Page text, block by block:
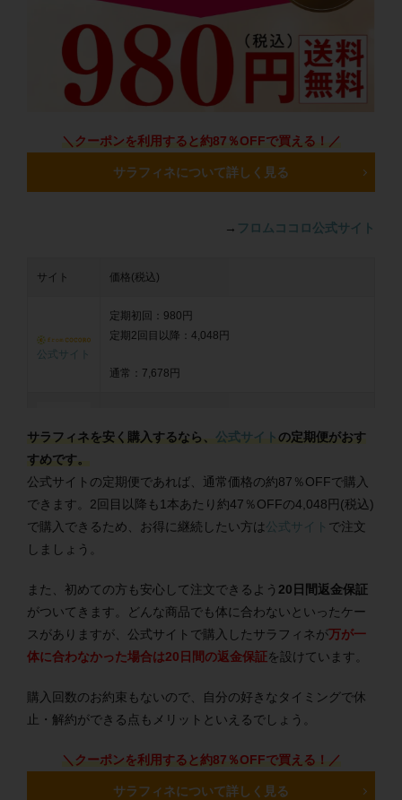
＼クーポンを利用すると約87％OFFで買える！／
サラフィネについて詳しく見る
→ フロムココロ公式サイト
サイト 価格(税込)
公式サイト
定期初回：980円
定期2回目以降：4,048円
通常：7,678円
通常：4,980円
楽天市場
定期初回：2,690円
定期2回目以降：4,048円
サラフィネを安く購入するなら、 公式サイトの定期便がおす
すめです。
公式サイトの定期便であれば、通常価格の約87％OFFで購入
できます。2回目以降も1本あたり約47％OFFの4,048円(税込)
で購入できるため、お得に継続したい方は公式サイト で注文
しましょう。
また、初めての方も安心して注文できるよう 20日間返金保証
がついてきます。どんな商品でも体に合わないといったケー
スがありますが、公式サイトで購入したサラフィネが万が一
体に合わなかった場合は20日間の返金保証を設けています。
購入回数のお約束もないので、自分の好きなタイミングで休
止・解約ができる点もメリットといえるでしょう。
＼クーポンを利用すると約87％OFFで買える！／
サラフィネについて詳しく見る